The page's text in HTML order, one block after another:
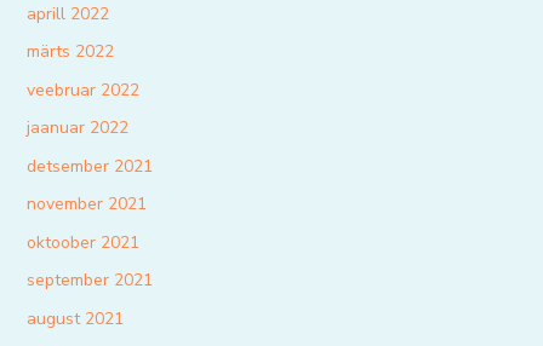
aprill 2022
märts 2022
veebruar 2022
jaanuar 2022
detsember 2021
november 2021
oktoober 2021
september 2021
august 2021